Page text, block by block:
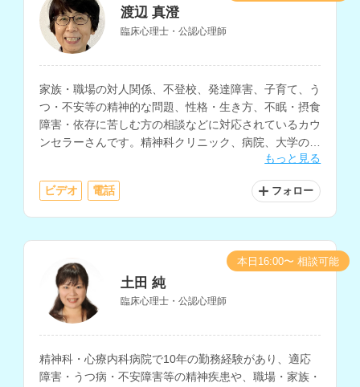
渡辺 真澄
臨床心理士・公認心理師
家族・職場の対人関係、不登校、発達障害、子育て、う
つ・不安等の精神的な問題、性格・生き方、不眠・摂食
障害・依存に苦しむ方の相談などに対応されているカウ
ンセラーさんです。精神科クリニック、病院、大学の学
生相談室、高校、カウンセリングルームなどでの相談経
もっと見る
ビデオ 電話 フォロー
土田 純
臨床心理士・公認心理師
精神科・心療内科病院で10年の勤務経験があり、適応
障害・うつ病・不安障害等の精神疾患や、職場・家族・
本日16:00〜 相談可能